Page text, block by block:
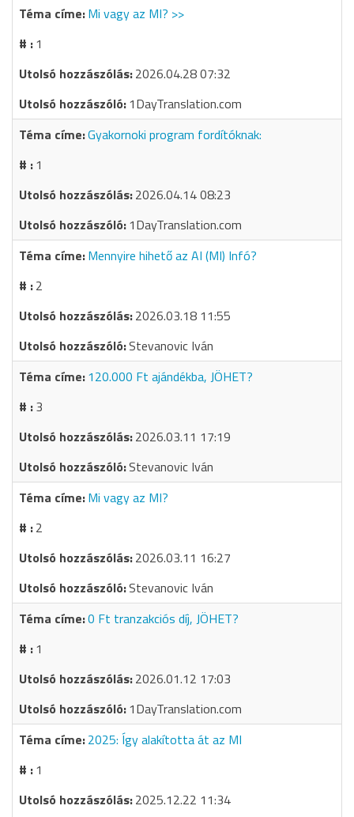
Mi vagy az MI? >>
1
2026.04.28 07:32
1DayTranslation.com
Gyakornoki program fordítóknak:
1
2026.04.14 08:23
1DayTranslation.com
Mennyire hihető az AI (MI) Infó?
2
2026.03.18 11:55
Stevanovic Iván
120.000 Ft ajándékba, JÖHET?
3
2026.03.11 17:19
Stevanovic Iván
Mi vagy az MI?
2
2026.03.11 16:27
Stevanovic Iván
0 Ft tranzakciós díj, JÖHET?
1
2026.01.12 17:03
1DayTranslation.com
2025: Így alakította át az MI
1
2025.12.22 11:34